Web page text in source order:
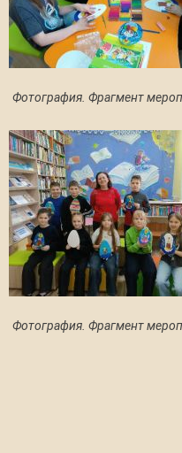
Фотография. Фрагмент
Фотография. Фрагмент